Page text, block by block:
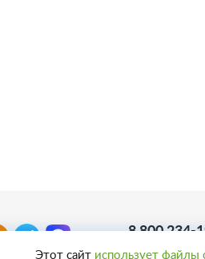
8 800 234-
Этот сайт использует файлы